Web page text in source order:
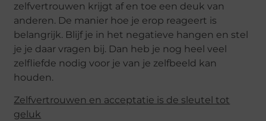
zelfvertrouwen krijgt af en toe een deuk van
anderen. De manier hoe je erop reageert is
belangrijk. Blijf je in het negatieve hangen en stel
je je daar vragen bij. Dan heb je nog heel veel
zelfliefde nodig voor je van je zelfbeeld kan
houden.
Zelfvertrouwen en acceptatie is de sleutel tot
geluk